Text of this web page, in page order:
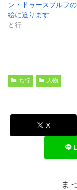
ン・ドゥースブルフ
絵に迫ります
と行
ち行 人物
X
ま